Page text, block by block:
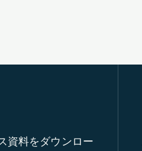
資料をダウンロー